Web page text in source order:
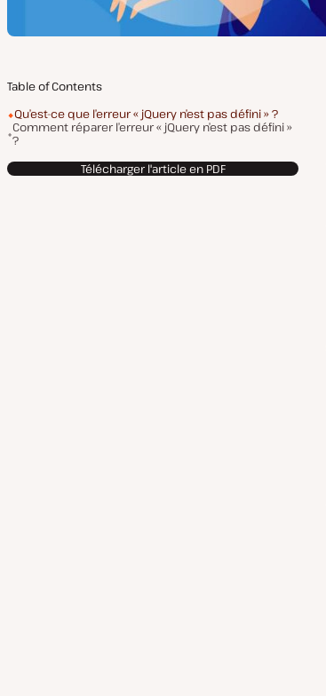
Table of Contents
Qu’est-ce que l’erreur « jQuery n’est pas défini » ?
Comment réparer l’erreur « jQuery n’est pas défini »
?
Télécharger l'article en PDF